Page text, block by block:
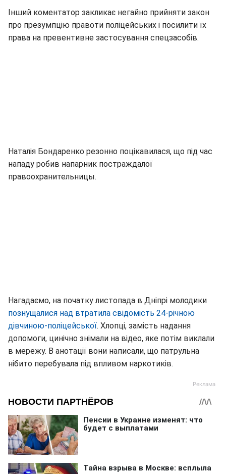
Інший коментатор закликає негайно прийняти закон
про презумпцію правоти поліцейських і посилити їх
права на превентивне застосування спецзасобів.
Наталія Бондаренко резонно поцікавилася, що під час
нападу робив напарник постраждалої
правоохранительницы.
Нагадаємо, на початку листопада в Дніпрі молодики
познущалися над втратила свідомість 24-річною
дівчиною-поліцейської. Хлопці, замість надання
допомоги, цинічно знімали на відео, яке потім виклали
в мережу. В анотації вони написали, що патрульна
нібито перебувала під впливом наркотиків.